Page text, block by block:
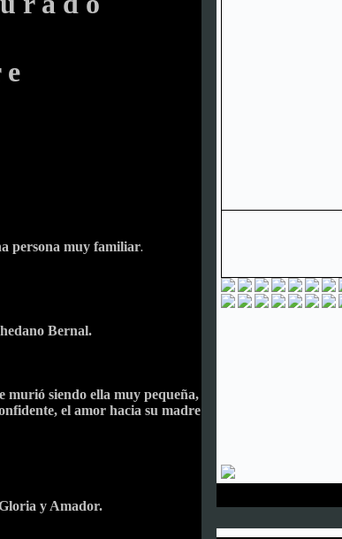
persona muy familiar.
Bernal.
murió siendo ella muy pequeña,
el amor hacia su madre
y Amador.